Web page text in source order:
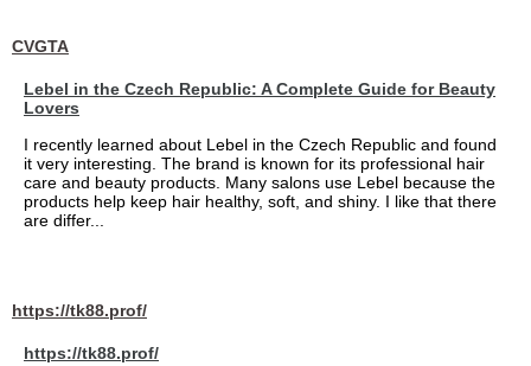
CVGTA
Lebel in the Czech Republic: A Complete Guide for Beauty
Lovers
I recently learned about Lebel in the Czech Republic and found
it very interesting. The brand is known for its professional hair
care and beauty products. Many salons use Lebel because the
products help keep hair healthy, soft, and shiny. I like that there
are differ...
https://tk88.prof/
https://tk88.prof/